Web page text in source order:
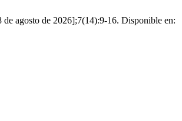
agosto de 2026];7(14):9-16. Disponible en: